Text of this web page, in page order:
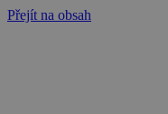
Přejít na obsah